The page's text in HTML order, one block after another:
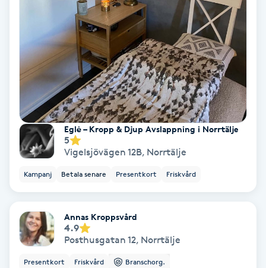
Manikyr & Pedikyr
Massage
Medial vägledning
Medicinsk massage
Meditation
Medium
Megavolymfransar
Melasma
Eglė – Kropp & Djup Avslappning i Norrtälje
5
Vigelsjövägen 12B, Norrtälje
Kampanj Betala senare Presentkort Friskvård
Annas Kroppsvård
4.9
Posthusgatan 12, Norrtälje
Presentkort Friskvård Branschorg.